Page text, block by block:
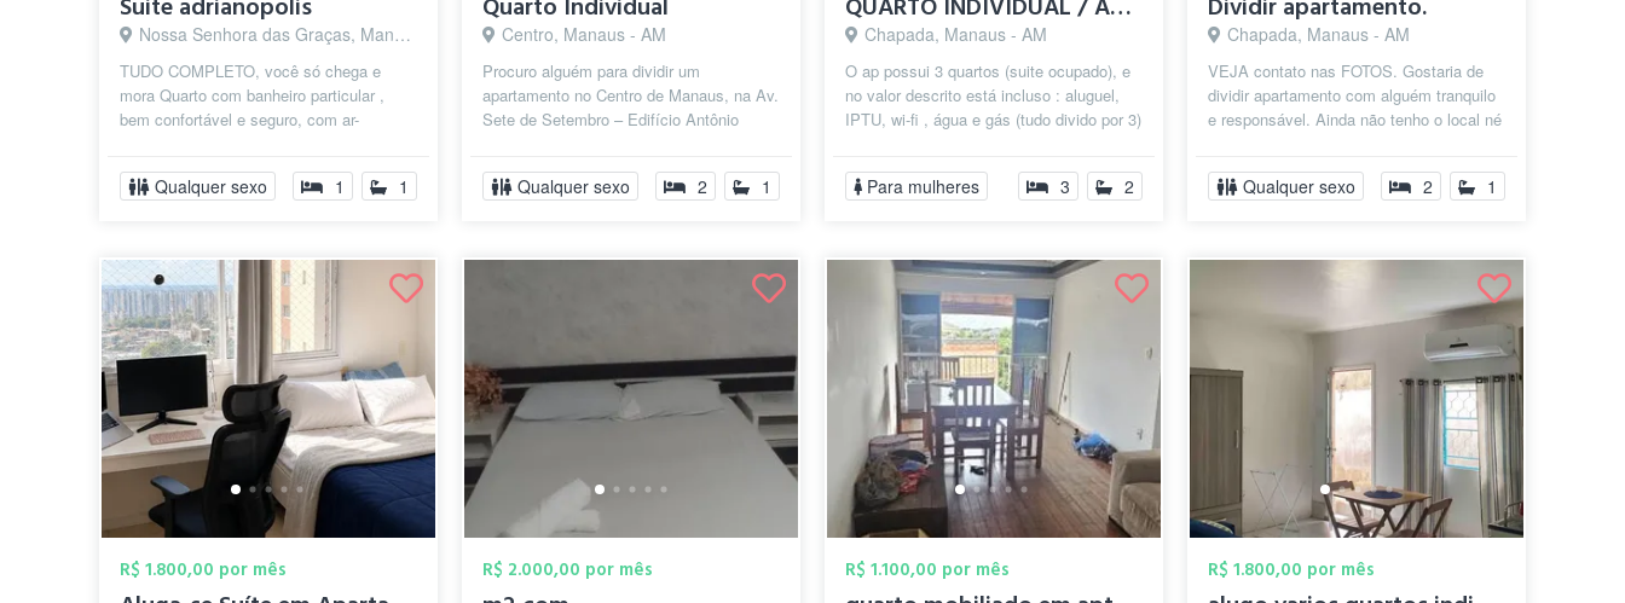
Suite adrianopolis
Nossa Senhora das Graças, Manaus - AM
TUDO COMPLETO, você só chega e
mora Quarto com banheiro particular ,
bem confortável e seguro, com ar-
de tra...
Qualquer sexo 1 1
Quarto Individual
Centro, Manaus - AM
Procuro alguém para dividir um
apartamento no Centro de Manaus, na Av.
Sete de Setembro – Edifício Antônio
perto...
Qualquer sexo 2 1
QUARTO INDIVIDUAL / AP COMPARTILHADO MOB...
Chapada, Manaus - AM
O ap possui 3 quartos (suite ocupado), e
no valor descrito está incluso : aluguel,
IPTU, wi-fi , água e gás (tudo divido por 3)
Para mulheres 3 2
Dividir apartamento.
Chapada, Manaus - AM
VEJA contato nas FOTOS. Gostaria de
dividir apartamento com alguém tranquilo
e responsável. Ainda não tenho o local né
Qualquer sexo 2 1
R$ 1.800,00 por mês R$ 2.000,00 por mês R$ 1.100,00 por mês R$ 1.800,00 por mês